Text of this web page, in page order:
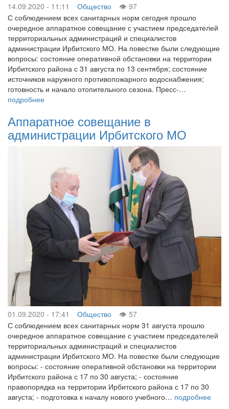
14.09.2020 - 11:11 Общество
97
С соблюдением всех санитарных норм сегодня прошло
очередное аппаратное совещание с участием председателей
территориальных администраций и специалистов
администрации Ирбитского МО. На повестке были следующие
вопросы: состояние оперативной обстановки на территории
Ирбитского района с 31 августа по 13 сентября; состояние
источников наружного противопожарного водоснабжения;
готовность и начало отопительного сезона. Пресс-…
подробнее
Аппаратное совещание в
администрации Ирбитского МО
01.09.2020 - 17:41 Общество
57
С соблюдением всех санитарных норм 31 августа прошло
очередное аппаратное совещание с участием председателей
территориальных администраций и специалистов
администрации Ирбитского МО. На повестке были следующие
вопросы: - состояние оперативной обстановки на территории
Ирбитского района с 17 по 30 августа; - состояние
правопорядка на территории Ирбитского района с 17 по 30
августа; - подготовка к началу нового учебного… подробнее